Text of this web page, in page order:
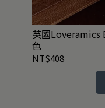
英國
色
NT$408